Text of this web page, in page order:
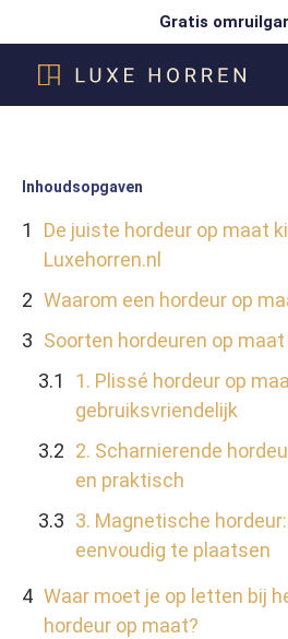
Gratis
Inhoudsopgaven
De juiste hordeur op maat
Luxehorren.nl
Waarom een hordeur op
Soorten hordeuren op maat
1. Plissé hordeur op
gebruiksvriendelijk
2. Scharnierende
en praktisch
3. Magnetische
eenvoudig te plaatsen
Waar moet je op letten bij
hordeur op maat?